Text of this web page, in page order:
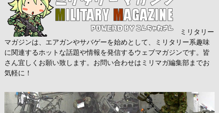
ミリタリー
マガジンは、エアガンやサバゲーを始めとして、ミリタリー系趣味
に関連するホットな話題や情報を発信するウェブマガジンです。皆
さん宜しくお願い致します。お問い合わせはミリマガ編集部までお
気軽に！